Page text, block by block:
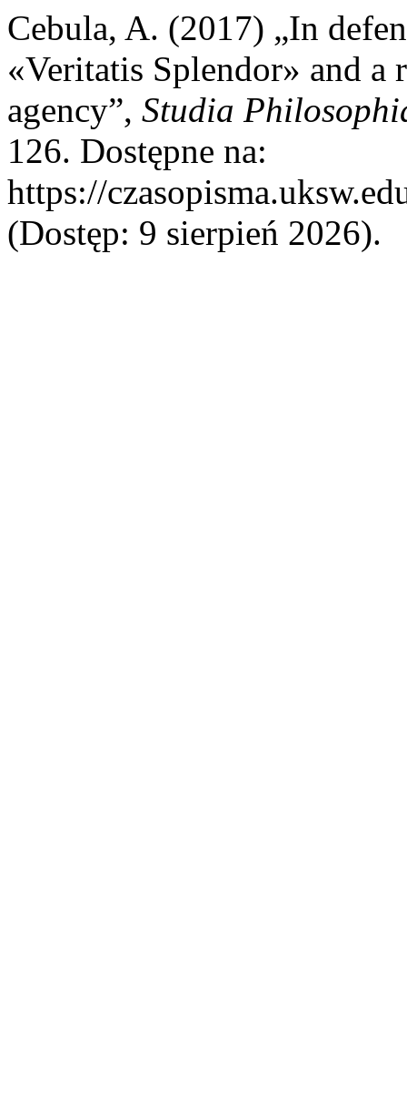
Cebula, A. (2017) „In
«Veritatis Splendor» and
agency”, Studia
126. Dostępne na:
https://
(Dostęp: 9 sierpień 2026).